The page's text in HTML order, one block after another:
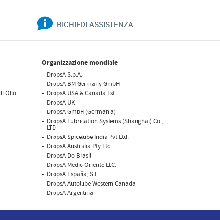
RICHIEDI ASSISTENZA
Olio
Organizzazione mondiale
DropsA S.p.A.
DropsA BM Germany GmbH
DropsA USA & Canada Est
DropsA UK
DropsA GmbH (Germania)
DropsA Lubrication Systems (Shanghai) Co.,
LTD
DropsA Spicelube India Pvt Ltd.
DropsA Australia Pty Ltd
DropsA Do Brasil
DropsA Medio Oriente LLC.
DropsA España, S.L.
DropsA Autolube Western Canada
DropsA Argentina